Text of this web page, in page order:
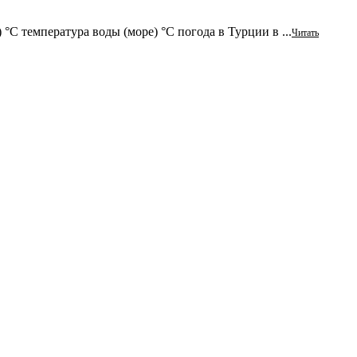
температура воды (море) °C погода в Турции в ...Читать